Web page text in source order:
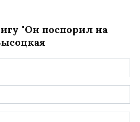
"Он поспорил на